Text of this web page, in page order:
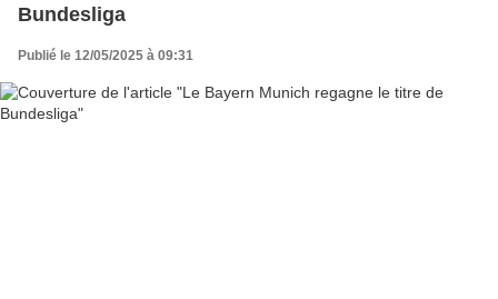
Bundesliga
Publié le 12/05/2025 à 09:31